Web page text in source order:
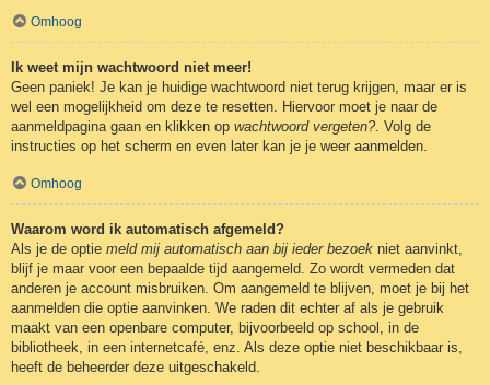
Omhoog
Ik weet mijn wachtwoord niet meer!
Geen paniek! Je kan je huidige wachtwoord niet terug krijgen, maar er is
wel een mogelijkheid om deze te resetten. Hiervoor moet je naar de
aanmeldpagina gaan en klikken op wachtwoord vergeten?. Volg de
instructies op het scherm en even later kan je je weer aanmelden.
Omhoog
Waarom word ik automatisch afgemeld?
Als je de optie meld mij automatisch aan bij ieder bezoek niet aanvinkt,
blijf je maar voor een bepaalde tijd aangemeld. Zo wordt vermeden dat
anderen je account misbruiken. Om aangemeld te blijven, moet je bij het
aanmelden die optie aanvinken. We raden dit echter af als je gebruik
maakt van een openbare computer, bijvoorbeeld op school, in de
bibliotheek, in een internetcafé, enz. Als deze optie niet beschikbaar is,
heeft de beheerder deze uitgeschakeld.